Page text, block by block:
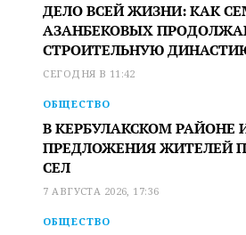
ДЕЛО ВСЕЙ ЖИЗНИ: КАК
АЗАНБЕКОВЫХ
СТРОИТЕЛЬНУЮ
СЕГОДНЯ В 11:42
ОБЩЕСТВО
В КЕРБУЛАКСКОМ РАЙОНЕ
ПРЕДЛОЖЕНИЯ ЖИТЕЛЕЙ
СЕЛ
7 АВГУСТА 2026, 17:36
ОБЩЕСТВО